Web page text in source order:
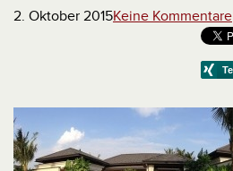
2. Oktober 2015Keine Kommentare